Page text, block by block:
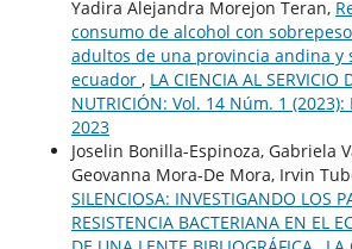
Yadira Alejandra Morejon Teran,
consumo de alcohol con
adultos de una provincia andina y
ecuador , LA CIENCIA AL SERVICIO
NUTRICIÓN: Vol. 14 Núm. 1
2023
Joselin Bonilla-Espinoza, Gabriela
Geovanna Mora-De Mora, Irvin
SILENCIOSA: INVESTIGANDO LOS
RESISTENCIA BACTERIANA EN EL